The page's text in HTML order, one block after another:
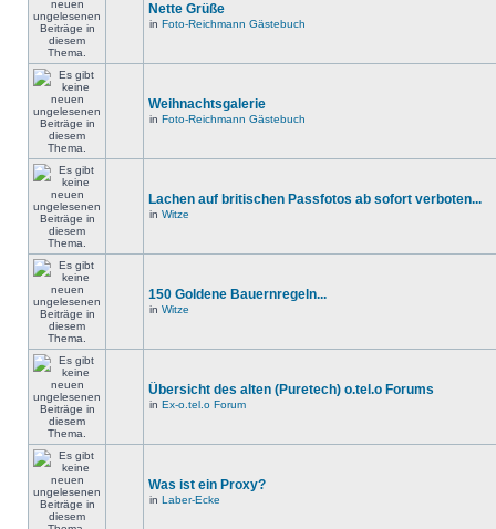
Nette Grüße
in Foto-Reichmann Gästebuch
Weihnachtsgalerie
in Foto-Reichmann Gästebuch
Lachen auf britischen Passfotos ab sofort verboten...
in Witze
150 Goldene Bauernregeln...
in Witze
Übersicht des alten (Puretech) o.tel.o Forums
in Ex-o.tel.o Forum
Was ist ein Proxy?
in Laber-Ecke